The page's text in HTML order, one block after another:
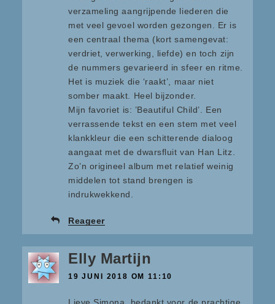
verzameling aangrijpende liederen die
met veel gevoel worden gezongen. Er is
een centraal thema (kort samengevat:
verdriet, verwerking, liefde) en toch zijn
de nummers gevarieerd in sfeer en ritme.
Het is muziek die ‘raakt’, maar niet
somber maakt. Heel bijzonder.
Mijn favoriet is: ’Beautiful Child’. Een
verrassende tekst en een stem met veel
klankkleur die een schitterende dialoog
aangaat met de dwarsfluit van Han Litz.
Zo’n origineel album met relatief weinig
middelen tot stand brengen is
indrukwekkend.
Reageer
Elly Martijn
19 JUNI 2018 OM 11:10
Lieve Simona, bedankt voor de prachtige